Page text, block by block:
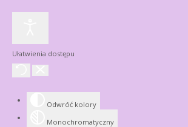
Ułatwienia dostępu
Odwróć kolory
Monochromatyczny